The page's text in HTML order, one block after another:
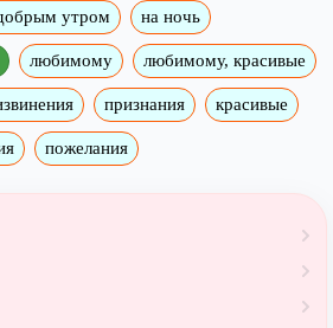
утром на ночь
любимому любимому, красивые
признания красивые
пожелания